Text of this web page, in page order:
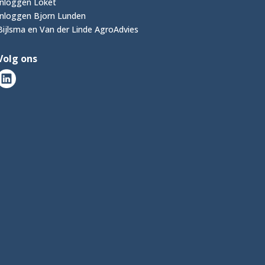
Bjorn Lunden
en Van der Linde AgroAdvies
ons